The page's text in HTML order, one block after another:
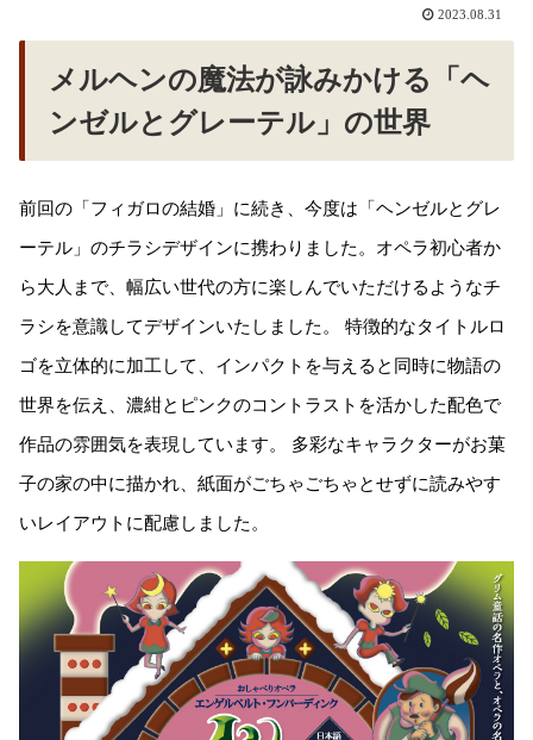
2023.08.31
メルヘンの魔法が詠みかける「ヘ
ンゼルとグレーテル」の世界
前回の「フィガロの結婚」に続き、今度は「ヘンゼルとグレ
ーテル」のチラシデザインに携わりました。オペラ初心者か
ら大人まで、幅広い世代の方に楽しんでいただけるようなチ
ラシを意識してデザインいたしました。 特徴的なタイトルロ
ゴを立体的に加工して、インパクトを与えると同時に物語の
世界を伝え、濃紺とピンクのコントラストを活かした配色で
作品の雰囲気を表現しています。 多彩なキャラクターがお菓
子の家の中に描かれ、紙面がごちゃごちゃとせずに読みやす
いレイアウトに配慮しました。